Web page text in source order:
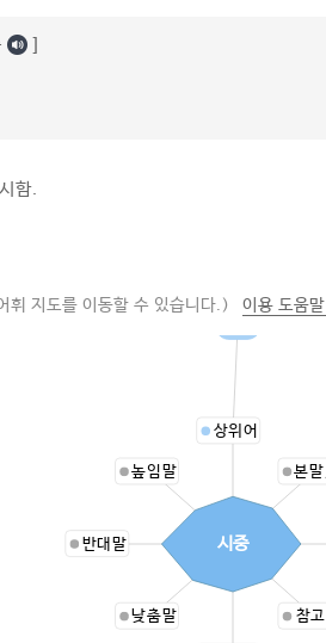
]
함.
휘 지도를 이동할 수 있습니다.) 이용 도움
상위어
본
참
낮춤말
반대말
높임말
시중